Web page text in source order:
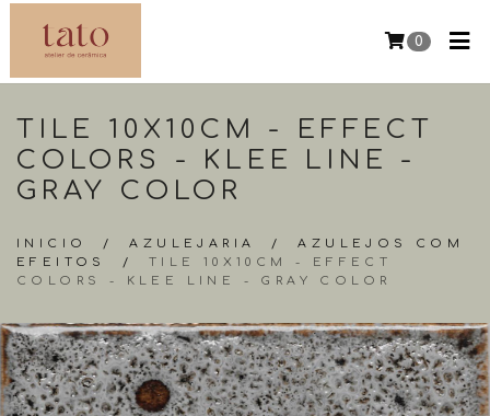
0
TILE 10X10CM - EFFECT
COLORS - KLEE LINE -
GRAY COLOR
INICIO /AZULEJARIA /AZULEJOS COM
EFEITOS
/ TILE 10X10CM - EFFECT
COLORS - KLEE LINE - GRAY COLOR